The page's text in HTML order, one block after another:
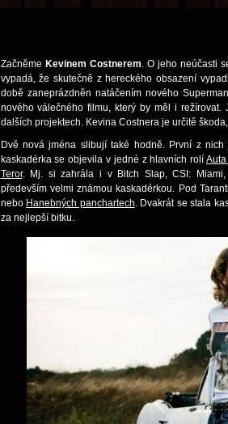
Začněme Kevinem Costnerem. O jeho neúčasti
vypadá, že skutečně z hereckého obsazení
době zaneprázdněn natáčením nového
nového válečného filmu, který by měl i
dalších projektech. Kevina Costnera je určitě
Dvě nová jména slibují také hodně. První z nich
kaskadérka se objevila v jedné z hlavních rolí
Teror. Mj. si zahrála i v Bitch Slap, CSI:
především velmi známou kaskadérkou. Pod
nebo Hanebných panchartech. Dvakrát se stala
za nejlepší bitku.